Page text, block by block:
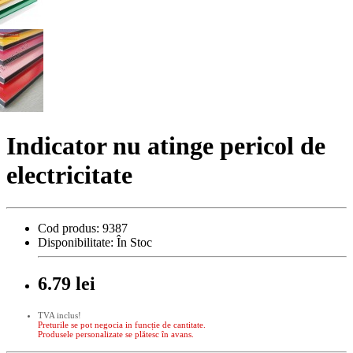
Indicator nu atinge pericol de
electricitate
Cod produs: 9387
Disponibilitate: În Stoc
6.79 lei
TVA inclus!
Preturile se pot negocia in funcție de cantitate.
Produsele personalizate se plătesc în avans.